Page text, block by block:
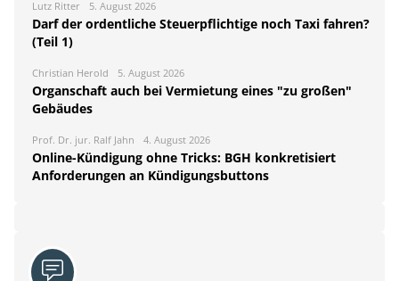
Lutz Ritter 5. August 2026
Darf der ordentliche Steuerpflichtige noch Taxi fahren?
(Teil 1)
Christian Herold 5. August 2026
Organschaft auch bei Vermietung eines "zu großen"
Gebäudes
Prof. Dr. jur. Ralf Jahn 4. August 2026
Online-Kündigung ohne Tricks: BGH konkretisiert
Anforderungen an Kündigungsbuttons